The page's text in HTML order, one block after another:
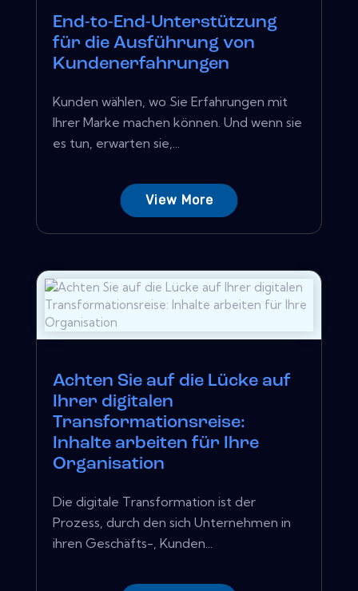
End-to-End-Unterstützung
für die Ausführung von
Kundenerfahrungen
Kunden wählen, wo Sie Erfahrungen mit
Ihrer Marke machen können. Und wenn sie
es tun, erwarten sie,...
View More
Achten Sie auf die Lücke auf
Ihrer digitalen
Transformationsreise:
Inhalte arbeiten für Ihre
Organisation
Die digitale Transformation ist der
Prozess, durch den sich Unternehmen in
ihren Geschäfts-, Kunden...